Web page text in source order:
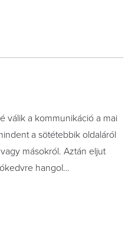
válik a kommunikáció a mai
a sötétebbik oldaláról
másokról. Aztán eljut
hangol…